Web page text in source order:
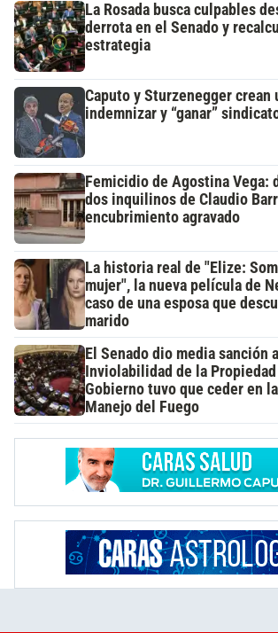
La Rosada busca culpables
derrota en el Senado y
estrategia
Caputo y Sturzenegger crean
indemnizar y “ganar”
Femicidio de Agostina Vega:
dos inquilinos de Claudio
encubrimiento agravado
La historia real de "Elize:
mujer", la nueva película de
caso de una esposa que
marido
El Senado dio media sanción
Inviolabilidad de la Propiedad
Gobierno tuvo que ceder en la
Manejo del Fuego